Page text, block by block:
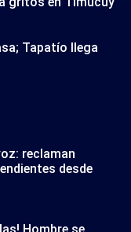
Tapatío llega
reclaman
desde